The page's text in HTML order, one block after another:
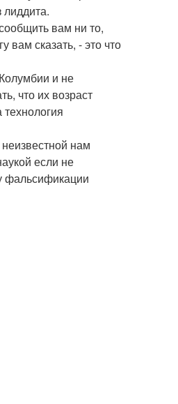
вам ни то,
вам сказать, - это что
и не
что их возраст
нам
если не
фальсификации